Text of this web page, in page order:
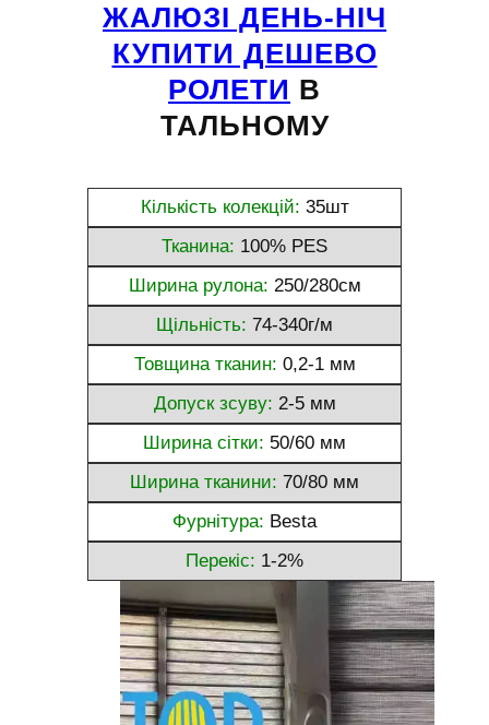
ЖАЛЮЗІ ДЕНЬ-НІЧ
КУПИТИ ДЕШЕВО
РОЛЕТИ В
ТАЛЬНОМУ
Кількість колекцій: 35шт
Тканина: 100% PES
Ширина рулона: 250/280см
Щільність: 74-340г/м
Товщина тканин: 0,2-1 мм
Допуск зсуву: 2-5 мм
Ширина сітки: 50/60 мм
Ширина тканини: 70/80 мм
Фурнітура: Besta
Перекіс: 1-2%